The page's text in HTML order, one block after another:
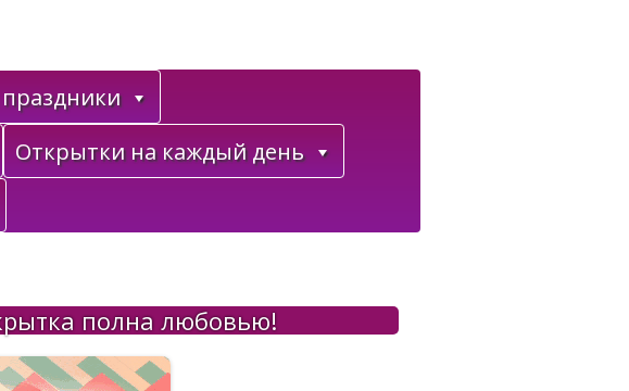
Открытки на каждый день
полна любовью!